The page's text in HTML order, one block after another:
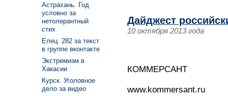
Дайджест
10 октября 2013 года
КОММЕРСАНТ
www.kommersant.ru
Астрахань. Год
условно за
нетолерантный
стих
Елец. 282 за текст
в группе вконтакте
Экстремизм в
Хакасии
Курск. Уголовное
дело за видео